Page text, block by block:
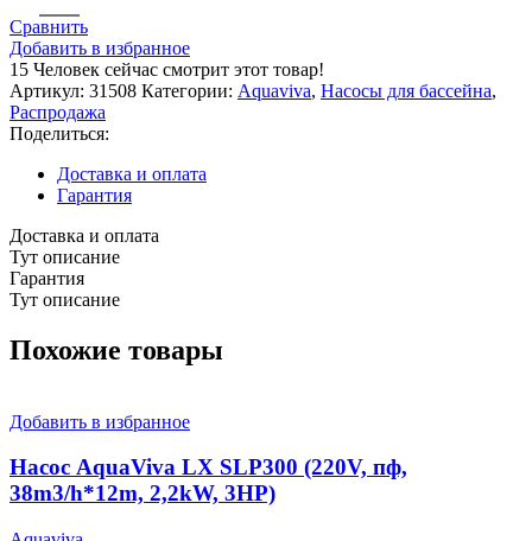
Сравнить
Добавить в избранное
15 Человек сейчас смотрит этот товар!
Артикул: 31508 Категории: Aquaviva, Насосы для бассейна,
Распродажа
Поделиться:
Доставка и оплата
Гарантия
Доставка и оплата
Тут описание
Гарантия
Тут описание
Похожие товары
Добавить в избранное
Насос AquaViva LX SLP300 (220V, пф,
38m3/h*12m, 2,2kW, 3HP)